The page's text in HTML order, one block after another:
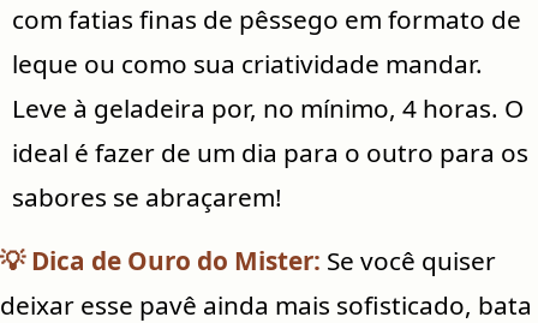
com fatias finas de pêssego em formato de
leque ou como sua criatividade mandar.
Leve à geladeira por, no mínimo, 4 horas. O
ideal é fazer de um dia para o outro para os
sabores se abraçarem!
💡 Dica de Ouro do Mister: Se você quiser
deixar esse pavê ainda mais sofisticado, bata